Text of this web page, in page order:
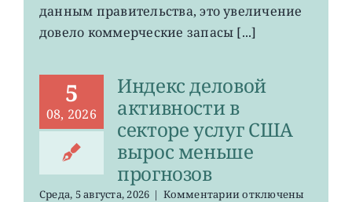
данным правительства, это увеличение
довело коммерческие запасы [...]
5
08, 2026
Индекс деловой
активности в
секторе услуг США
вырос меньше
прогнозов
Среда, 5 августа, 2026 | Комментариикотключены